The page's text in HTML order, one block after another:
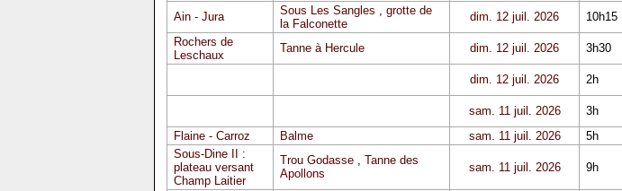
Ain - Jura Sous Les Sangles , grotte de
la Falconette
dim. 12 juil. 2026 10h15
Rochers de
Leschaux
Tanne à Hercule dim. 12 juil. 2026 3h30
dim. 12 juil. 2026 2h
sam. 11 juil. 2026 3h
Flaine - Carroz
Balme sam. 11 juil. 2026 5h
Sous-Dine II :
plateau versant
Champ Laitier
Trou Godasse, Tanne des
Apollons
sam. 11 juil. 2026 9h